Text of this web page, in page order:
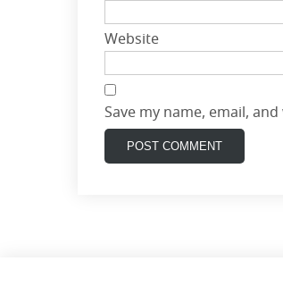
Website
Save my name, email,